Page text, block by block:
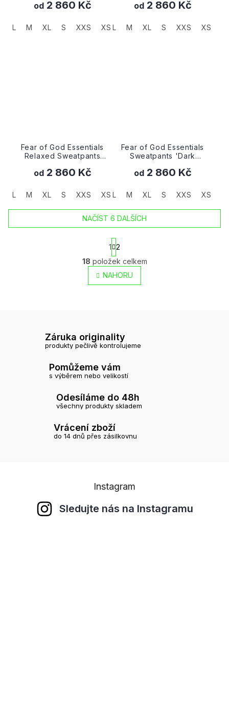
od2 860 Kč
L M XL S XXS XS
od2 860 Kč
L M XL S XXS XS
Fear of God Essentials
Relaxed Sweatpants
od2 860 Kč
L M XL S XXS XS
Fear of God Essentials
Sweatpants 'Dark
od2 860 Kč
L M XL S XXS XS
O
v
á
r
v
y
v
p
i
u
NAČÍST 6 DALŠÍCH
S
t
r
á
n
k
1 2
18 položek celkem
NAHORU
Záruka originality
produkty pečlivě kontrolujeme
Pomůžeme vám
s výběrem nebo velikostí
Odesíláme do 48h
všechny produkty skladem
Vrácení zboží
do 14 dnů přes zásilkovnu
Instagram
Sledujte nás na Instagramu